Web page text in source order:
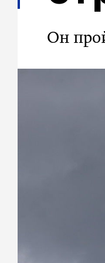
Он